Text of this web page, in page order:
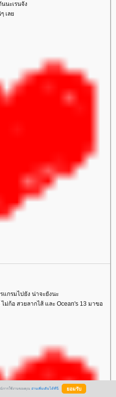
นะเรนจัง
ๆ เล
แกรมไปยัง น่าจะยังนะ
ม่ก้อ สวยลากไส้ และ Ocean's 13 มาขอ
การใช้งานของคุณ อ่านเพิ่มเติมได้ที่นี่